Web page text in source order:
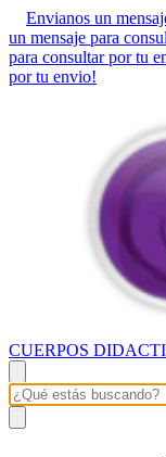
Envianos un
un mensaje para
para consultar por tu
por tu envio!
CUERPOS